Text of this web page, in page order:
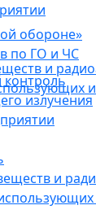
и
обороне»
по ГО и ЧС
контроль
излучения
и